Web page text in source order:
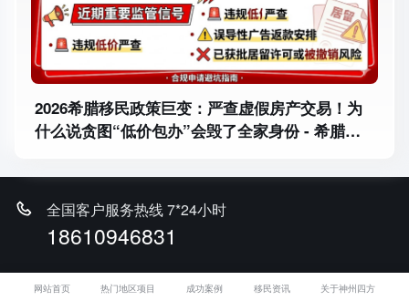
2026希腊移民政策巨变：严查虚假房产交易！为
什么说贪图“低价包办”会毁了全家身份 - 希腊移
全国客户服务热线 7*24小时
18610946831
马叔微信 1对1免费咨询
网站首页 热门地区项目 成功案例 移民资讯 关于神州四方